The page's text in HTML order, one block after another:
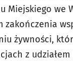
Miejskiego we
żywności,
z udziałem